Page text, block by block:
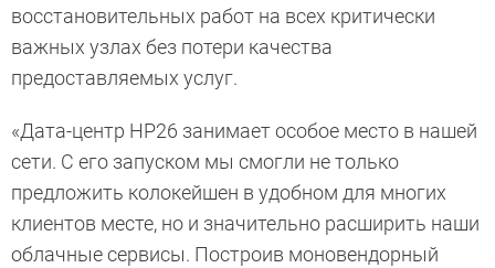
восстановительных работ на всех критически
важных узлах без потери качества
предоставляемых услуг.
«Дата-центр НР26 занимает особое место в нашей
сети. С его запуском мы смогли не только
предложить колокейшен в удобном для многих
клиентов месте, но и значительно расширить наши
облачные сервисы. Построив моновендорный